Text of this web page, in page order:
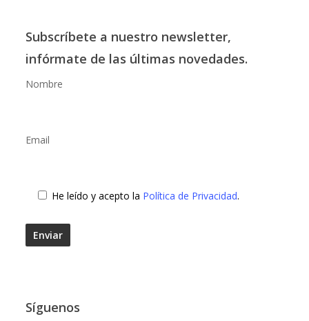
Subscríbete a nuestro newsletter,
infórmate de las últimas novedades.
Nombre
Email
He leído y acepto la Política de Privacidad.
Síguenos